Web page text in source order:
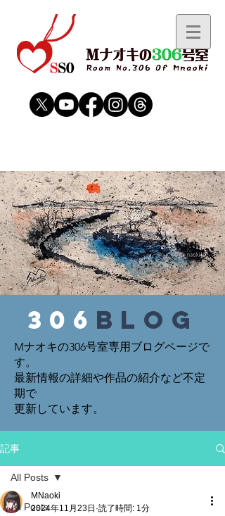
306 blog
Mナオキの306号室専用ブログページで
す。
最新情報の詳細や作品の紹介など不定
期で
​更新しています。
記事
All Posts
All Posts
MNaoki
2024年11月23日 読了時間: 1分